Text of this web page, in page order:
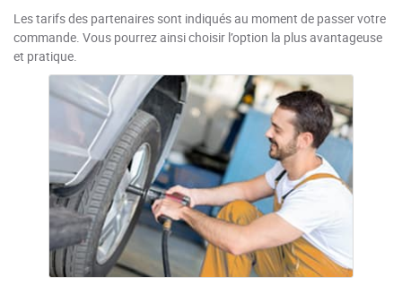
Les tarifs des partenaires sont indiqués au moment de passer votre
commande. Vous pourrez ainsi choisir l’option la plus avantageuse
et pratique.